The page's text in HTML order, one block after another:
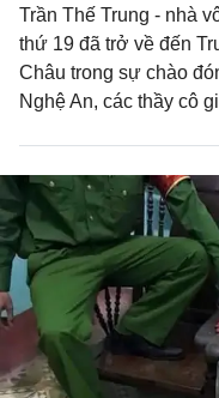
Trần Thế Trung - nhà
thứ 19 đã trở về đến
Châu trong sự chào
Nghệ An, các thầy cô